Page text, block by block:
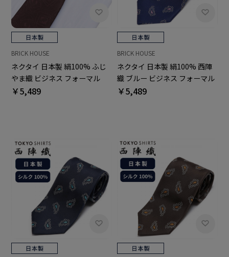
BRICK HOUSE
ネクタイ 日本製 絹100% ふじ
やま織 ビジネス フォーマル
￥5,489
BRICK HOUSE
ネクタイ 日本製 絹100% 西陣
織 ブルー ビジネス フォーマル
￥5,489